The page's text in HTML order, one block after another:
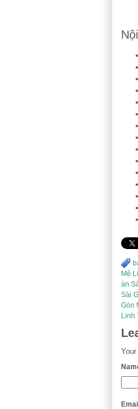
Mê
án
Sài
Gòn
Linh
Email